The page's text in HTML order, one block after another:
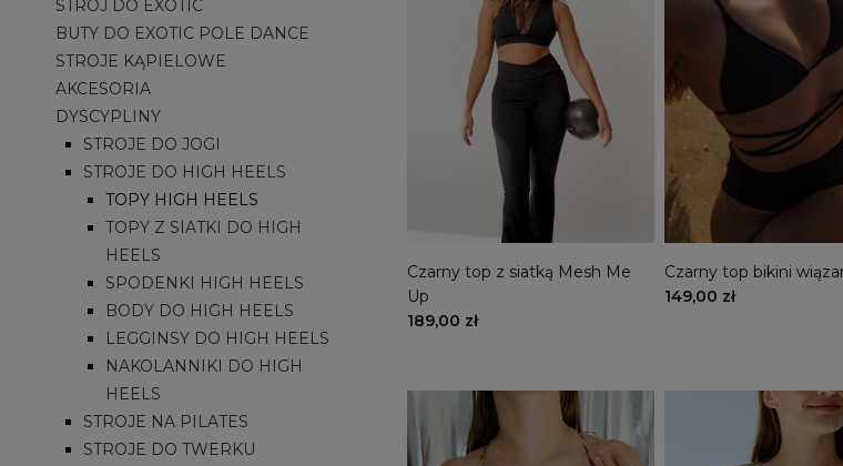
STRÓJ DO EXOTIC
BUTY DO EXOTIC POLE DANCE
STROJE KĄPIELOWE
AKCESORIA
DYSCYPLINY
STROJE DO JOGI
STROJE DO HIGH HEELS
TOPY HIGH HEELS
TOPY Z SIATKI DO HIGH
HEELS
SPODENKI HIGH HEELS
BODY DO HIGH HEELS
LEGGINSY DO HIGH HEELS
NAKOLANNIKI DO HIGH
HEELS
STROJE NA PILATES
STROJE DO TWERKU
Czarny top z siatką Mesh Me
Up
189,00 zł
Czarny top bikini
149,00 zł